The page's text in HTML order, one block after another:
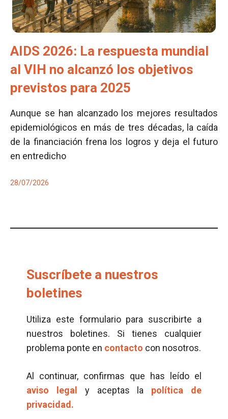
AIDS 2026: La respuesta mundial
al VIH no alcanzó los objetivos
previstos para 2025
Aunque se han alcanzado los mejores resultados
epidemiológicos en más de tres décadas, la caída
de la financiación frena los logros y deja el futuro
en entredicho
28/07/2026
Suscríbete a nuestros
boletines
Utiliza este formulario para suscribirte a
nuestros boletines. Si tienes cualquier
problema ponte en contacto con nosotros.
Al continuar, confirmas que has leído el
aviso legal
y aceptas la política de
privacidad.